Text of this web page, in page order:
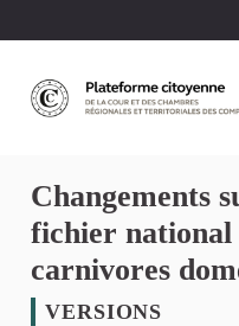
Changements
fichier
carnivores
VERSIONS